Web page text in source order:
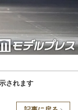
されます